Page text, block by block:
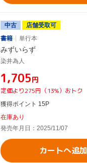
中古
店舗受取可
書籍
単行本
みずいらず
染井為人
¥1,705円
定価より275円（13%）おトク
獲得ポイント 15P
在庫あり
発売年月日：2025/11/07
カートへ追加